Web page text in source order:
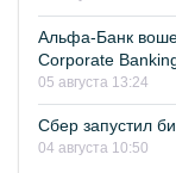
Альфа-Банк
Corporate
05 августа 13:24
Сбер запустил
04 августа 10:50